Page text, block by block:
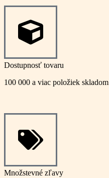
Dostupnosť tovaru
100 000 a viac položiek skladom
Množstevné zľavy